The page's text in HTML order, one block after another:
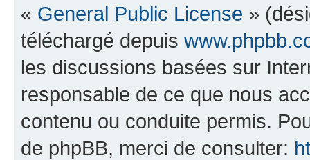
« General Public License »
téléchargé depuis
les discussions basées sur
responsable de ce que nous
contenu ou conduite permis.
de phpBB, merci de consulter: